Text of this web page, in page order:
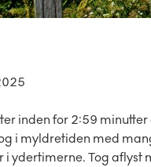
inden for 2:59
i myldretiden med
ydertimerne. Tog